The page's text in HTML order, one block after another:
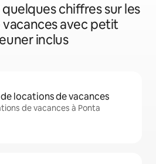
chiffres sur les
avec petit
inclus
locations de vacances
de vacances à Ponta